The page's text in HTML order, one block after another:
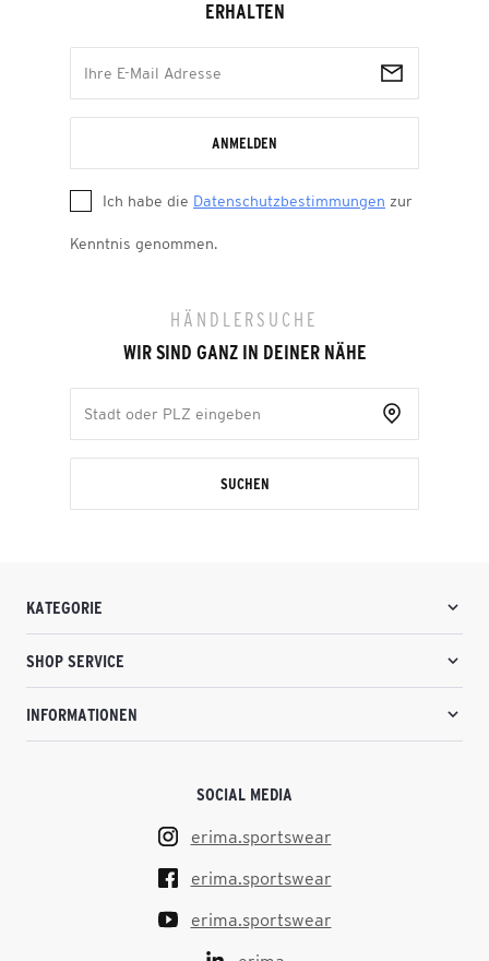
ERHALTEN
ANMELDEN
Ich habe die Datenschutzbestimmungen zur
Kenntnis genommen.
HÄNDLERSUCHE
WIR SIND GANZ IN DEINER NÄHE
SUCHEN
KATEGORIE
SHOP SERVICE
INFORMATIONEN
SOCIAL MEDIA
erima.sportswear
erima.sportswear
erima.sportswear